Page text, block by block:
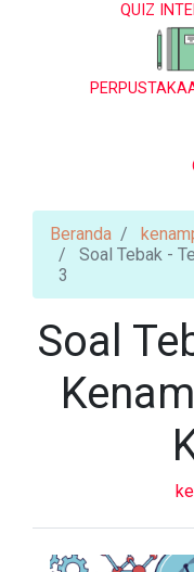
QUIZ
Beranda
Soal Tebak -
3
Soal